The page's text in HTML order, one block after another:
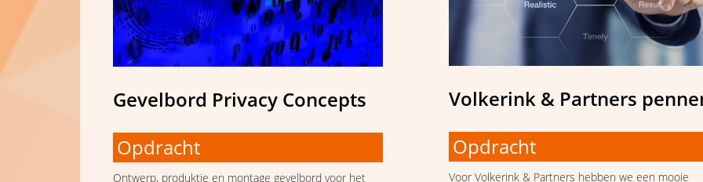
Gevelbord Privacy Concepts
Opdracht
Ontwerp, produktie en montage gevelbord voor het
Volkerink & Partners
Opdracht
Voor Volkerink & Partners hebben we een mooie